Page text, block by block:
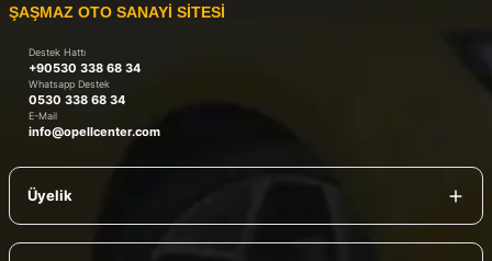
ŞAŞMAZ OTO SANAYİ SİTESİ
Destek Hattı
+90530 338 68 34
Whatsapp Destek
0530 338 68 34
E-Mail
info@opellcenter.com
Üyelik